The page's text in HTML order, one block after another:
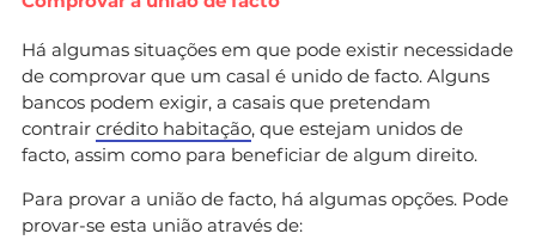
Há algumas situações em que pode existir necessidade
de comprovar que um casal é unido de facto. Alguns
bancos podem exigir, a casais que pretendam
contrair crédito habitação, que estejam unidos de
facto, assim como para beneficiar de algum direito.
Para provar a união de facto, há algumas opções. Pode
provar-se esta união através de: